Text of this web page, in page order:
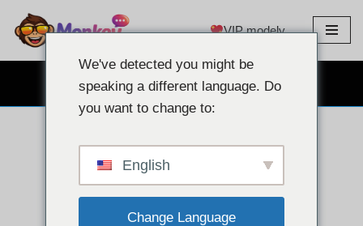
Přeskočit
na
VIP modely
CHAT S WEBOVOU KAMEROU ZDARMA
We've detected you might be
speaking a different language. Do
you want to change to:
English
Change Language